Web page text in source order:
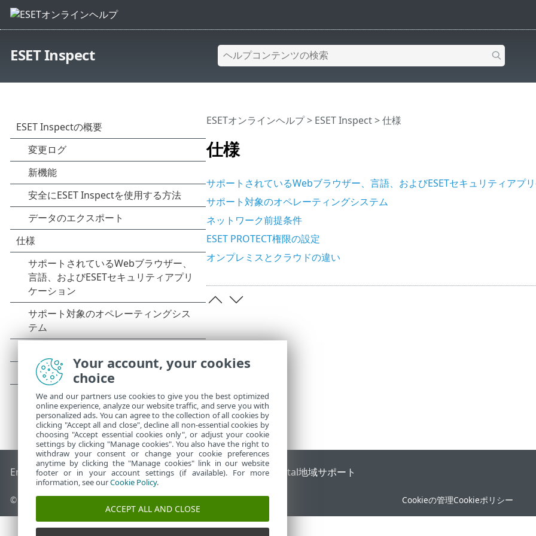
ESET Inspect
仕様
ESETオンラインヘルプ> ESET Inspect>仕様
サポートされているWebブラウザー、言語、およびESETセキュリティアプ
サポート対象のオペレーティングシステム
ネットワーク前提条件
ESET PROTECT権限の設定
オンプレミスとクラウドの違い
End of Life ESETナレッジベースESETフォーラムESET Status Portal地域サポート
© 1992 - 2026 ESET, spol. s r.o. - All rights reserved. Cookieの管理Cookieポリシー
Your account, your cookies
choice
We and our partners use cookies to give you the best optimized
online experience, analyze our website traffic, and serve you with
personalized ads. You can agree to the collection of all cookies by
clicking "Accept all and close", decline all non-essential cookies by
choosing "Accept essential cookies only", or adjust your cookie
settings by clicking "Manage cookies". You also have the right to
withdraw your consent or change your cookie preferences
anytime by clicking the "Manage cookies" link in our website
footer or in your account settings (if available). For more
information, see ourCookie Policy.
ACCEPT ALL AND CLOSE